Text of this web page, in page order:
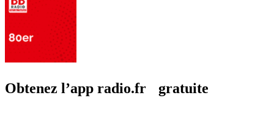
Obtenez l’app radio.fr gratuite